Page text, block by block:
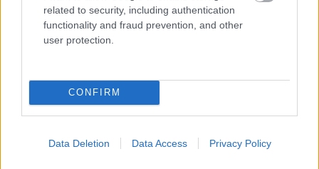
related to security, including authentication
functionality and fraud prevention, and other
user protection.
CONFIRM
Data Deletion Data Access Privacy Policy